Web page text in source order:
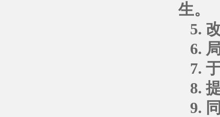
生。
5.
6.
7.
8.
9.